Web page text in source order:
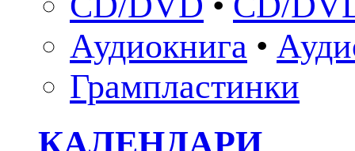
Аудиокнига •
Грампластинки